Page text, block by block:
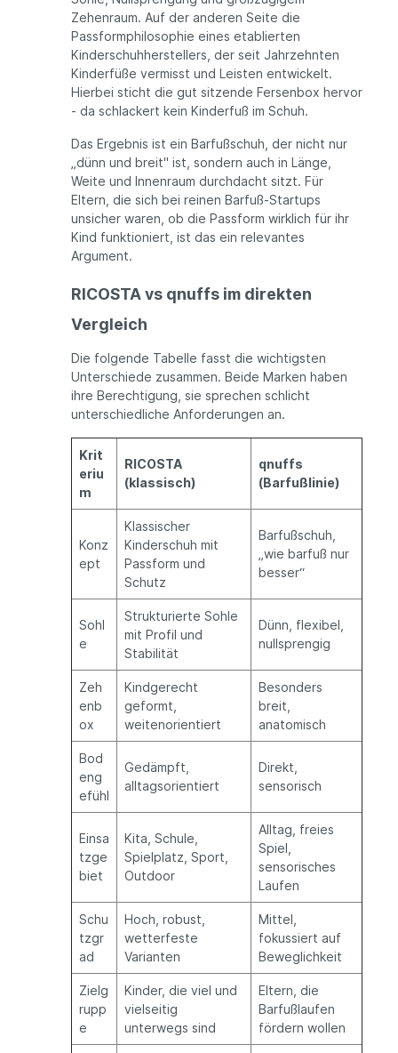
Zehenraum. Auf der anderen Seite die
Passformphilosophie eines etablierten
Kinderschuhherstellers, der seit Jahrzehnten
Kinderfüße vermisst und Leisten entwickelt.
Hierbei sticht die gut sitzende Fersenbox hervor
- da schlackert kein Kinderfuß im Schuh.
Das Ergebnis ist ein Barfußschuh, der nicht nur
„dünn und breit" ist, sondern auch in Länge,
Weite und Innenraum durchdacht sitzt. Für
Eltern, die sich bei reinen Barfuß-Startups
unsicher waren, ob die Passform wirklich für ihr
Kind funktioniert, ist das ein relevantes
Argument.
RICOSTA vs qnuffs im direkten
Vergleich
Die folgende Tabelle fasst die wichtigsten
Unterschiede zusammen. Beide Marken haben
ihre Berechtigung, sie sprechen schlicht
unterschiedliche Anforderungen an.
Krit
eriu
m
RICOSTA
(klassisch)
qnuffs
(Barfußlinie)
Konz
ept
Klassischer
Kinderschuh mit
Passform und
Schutz
Barfußschuh,
„wie barfuß nur
besser“
Sohl
e
Strukturierte Sohle
mit Profil und
Stabilität
Dünn, flexibel,
nullsprengig
Zeh
enb
ox
Kindgerecht
geformt,
weitenorientiert
Besonders
breit,
anatomisch
Bod
eng
efühl
Gedämpft,
alltagsorientiert
Direkt,
sensorisch
Einsa
tzge
biet
Kita, Schule,
Spielplatz, Sport,
Outdoor
Alltag, freies
Spiel,
sensorisches
Laufen
Schu
tzgr
ad
Hoch, robust,
wetterfeste
Varianten
Mittel,
fokussiert auf
Beweglichkeit
Zielg
rupp
e
Kinder, die viel und
vielseitig
unterwegs sind
Eltern, die
Barfußlaufen
fördern wollen